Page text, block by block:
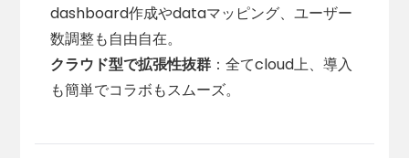
dashboard作成やdataマッピング、ユーザー
数調整も自由自在。
クラウド型で拡張性抜群 ：全てcloud上、導入
も簡単でコラボもスムーズ。